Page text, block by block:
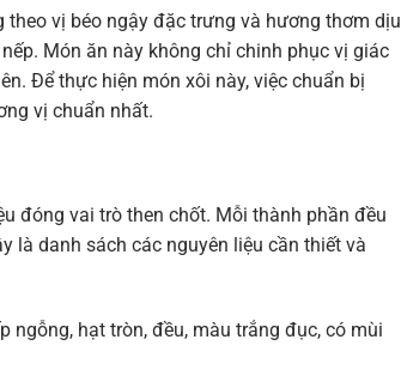
vị béo ngậy đặc trưng và hương thơm dịu
Món ăn này không chỉ chinh phục vị giác
Để thực hiện món xôi này, việc chuẩn bị
vị chuẩn nhất.
đóng vai trò then chốt. Mỗi thành phần đều
là danh sách các nguyên liệu cần thiết và
ngỗng, hạt tròn, đều, màu trắng đục, có mùi